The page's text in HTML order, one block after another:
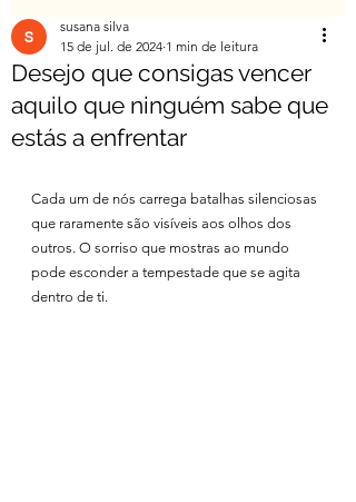
Desejo que consigas vencer
aquilo que ninguém sabe que
estás a enfrentar
susana silva
15 de jul. de 2024 1 min de leitura
Cada um de nós carrega batalhas silenciosas
que raramente são visíveis aos olhos dos
outros. O sorriso que mostras ao mundo
pode esconder a tempestade que se agita
dentro de ti.